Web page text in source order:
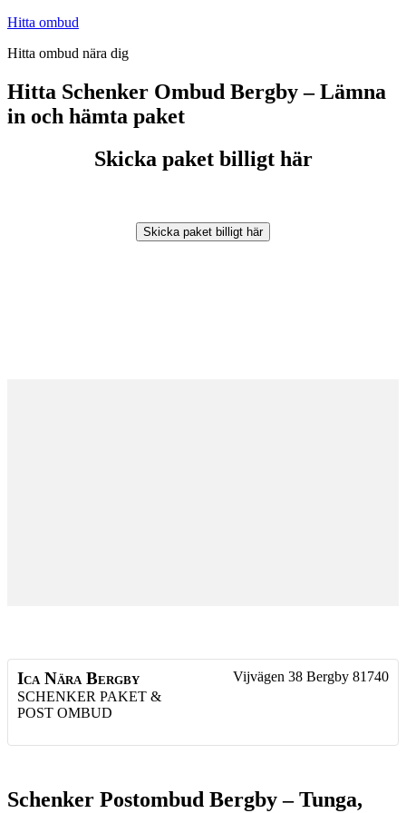
Hoppa
innehåll
Hitta ombud
Hitta ombud nära dig
Hitta Schenker Ombud Bergby – Lämna
in och hämta paket
Skicka paket billigt här
Skicka paket billigt här
Ica Nära Bergby
SCHENKER PAKET &
POST OMBUD
Vijvägen 38 Bergby 81740
Schenker Postombud Bergby – Tunga,